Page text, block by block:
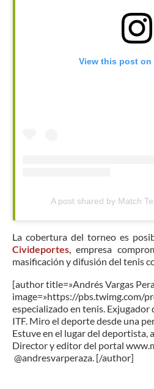
View this post on
A post shared by Match
La cobertura del torneo es
Civideportes, empresa
masificación y difusión del tenis
[author title=»Andrés Vargas
image=»https://pbs.twimg.com/
especializado en tenis.
ITF. Miro el deporte desde una
Estuve en el lugar del deportista,
Director y editor del portal
@andresvarperaza. [/author]